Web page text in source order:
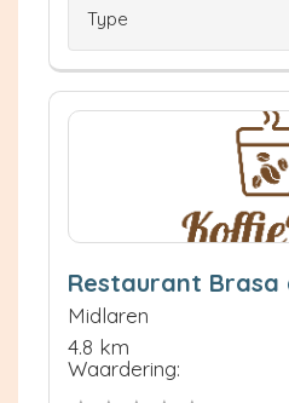
Type
Restaurant Brasa
Midlaren
4.8 km
Waardering: